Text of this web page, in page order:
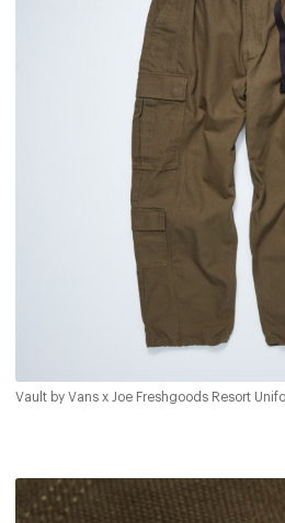
Vault by Vans x Joe Freshgoods Resort